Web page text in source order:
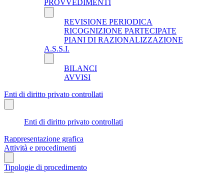
PROVVEDIMENTI
REVISIONE PERIODICA
RICOGNIZIONE PARTECIPATE
PIANI DI RAZIONALIZZAZIONE
A.S.S.I.
BILANCI
AVVISI
Enti di diritto privato controllati
Enti di diritto privato controllati
Rappresentazione grafica
Attività e procedimenti
Tipologie di procedimento